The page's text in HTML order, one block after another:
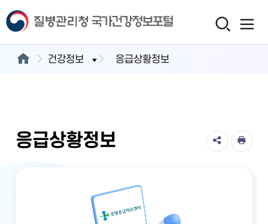
건강정보 응급상황정보
응급상황정보